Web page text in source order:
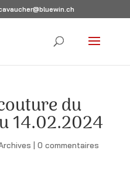
du
14.02.2024
| 0 commentaires